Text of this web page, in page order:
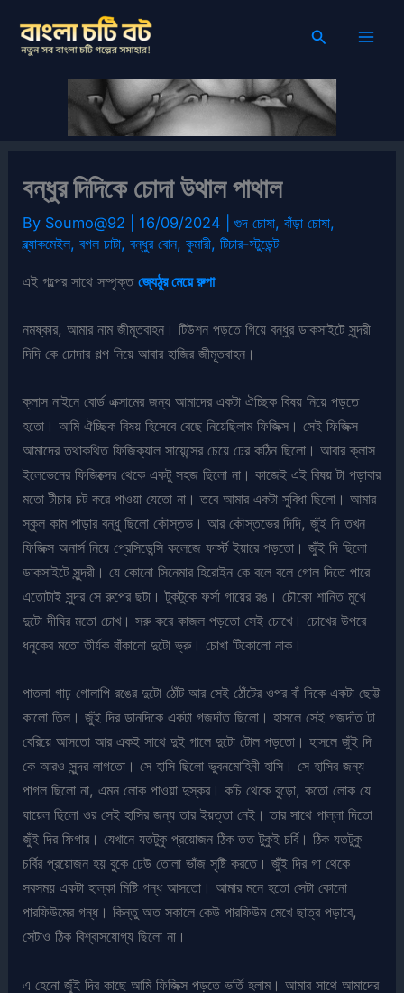
content
Search
বন্ধুর দিদিকে চোদা উথাল পাথাল
By Soumo@92 16/09/2024 |গুদ চোষা,বাঁড়া চোষা,
ব্ল্যাকমেইল,বগল চাটা,বন্ধুর বোন,কুমারী,টিচার-স্টুডেন্ট
এই গল্পের সাথে সম্পৃক্তজ্যেঠুর মেয়ে রুপা
নমষ্কার, আমার নাম জীমূতবাহন। টিউশন পড়তে গিয়ে বন্ধুর ডাকসাইটে সুন্দরী
দিদি কে চোদার গল্প নিয়ে আবার হাজির জীমূতবাহন।
ক্লাস নাইনে বোর্ড এক্সামের জন্য আমাদের একটা ঐচ্ছিক বিষয় নিয়ে পড়তে
হতো। আমি ঐচ্ছিক বিষয় হিসেবে বেছে নিয়েছিলাম ফিজিক্স। সেই ফিজিক্স
আমাদের তথাকথিত ফিজিক্যাল সায়েন্সের চেয়ে ঢের কঠিন ছিলো। আবার ক্লাস
ইলেভেনের ফিজিক্সের থেকে একটু সহজ ছিলো না। কাজেই এই বিষয় টা পড়াবার
মতো টীচার চট করে পাওয়া যেতো না। তবে আমার একটা সুবিধা ছিলো। আমার
স্কুল কাম পাড়ার বন্ধু ছিলো কৌস্তভ। আর কৌস্তভের দিদি, জুঁই দি তখন
ফিজিক্স অনার্স নিয়ে প্রেসিডেন্সি কলেজে ফার্স্ট ইয়ারে পড়তো। জুঁই দি ছিলো
ডাকসাইটে সুন্দরী। যে কোনো সিনেমার হিরোইন কে বলে বলে গোল দিতে পারে
এতোটাই সুন্দর সে রুপের ছটা। টুকটুকে ফর্সা গায়ের রঙ। চৌকো শানিত মুখে
দুটো দীঘির মতো চোখ। সরু করে কাজল পড়তো সেই চোখে। চোখের উপরে
ধনুকের মতো তীর্যক বাঁকানো দুটো ভ্রু। চোখা টিকোলো নাক।
পাতলা গাঢ় গোলাপি রঙের দুটো ঠোঁট আর সেই ঠোঁটের ওপর বাঁ দিকে একটা ছোট্ট
কালো তিল। জুঁই দির ডানদিকে একটা গজদাঁত ছিলো। হাসলে সেই গজদাঁত টা
বেরিয়ে আসতো আর একই সাথে দুই গালে দুটো টোল পড়তো। হাসলে জুঁই দি
কে আরও সুন্দর লাগতো। সে হাসি ছিলো ভুবনমোহিনী হাসি। সে হাসির জন্য
পাগল ছিলো না, এমন লোক পাওয়া দুস্কর। কচি থেকে বুড়ো, কতো লোক যে
ঘায়েল ছিলো ওর সেই হাসির জন্য তার ইয়ত্তা নেই। তার সাথে পাল্লা দিতো
জুঁই দির ফিগার। যেখানে যতটুকু প্রয়োজন ঠিক তত টুকুই চর্বি। ঠিক যতটুকু
চর্বির প্রয়োজন হয় বুকে ঢেউ তোলা ভাঁজ সৃষ্টি করতে। জুঁই দির গা থেকে
সবসময় একটা হাল্কা মিষ্টি গন্ধ আসতো। আমার মনে হতো সেটা কোনো
পারফিউমের গন্ধ। কিন্তু অত সকালে কেউ পারফিউম মেখে ছাত্র পড়াবে,
সেটাও ঠিক বিশ্বাসযোগ্য ছিলো না।
এ হেনো জুঁই দির কাছে আমি ফিজিক্স পড়তে ভর্তি হলাম। আমার সাথে আমাদের